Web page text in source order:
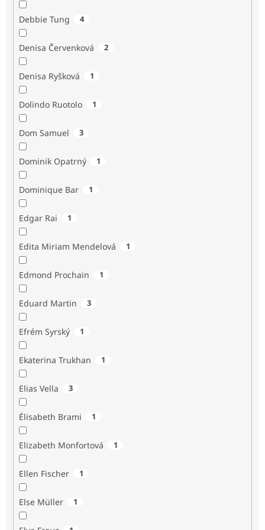
Debbie Tung 4
Denisa Červenková 2
Denisa Ryšková 1
Dolindo Ruotolo 1
Dom Samuel 3
Dominik Opatrný 1
Dominique Bar 1
Edgar Rai 1
Edita Miriam Mendelová 1
Edmond Prochain 1
Eduard Martin 3
Efrém Syrský 1
Ekaterina Trukhan 1
Elias Vella 3
Élisabeth Brami 1
Elizabeth Monfortová 1
Ellen Fischer 1
Else Müller 1